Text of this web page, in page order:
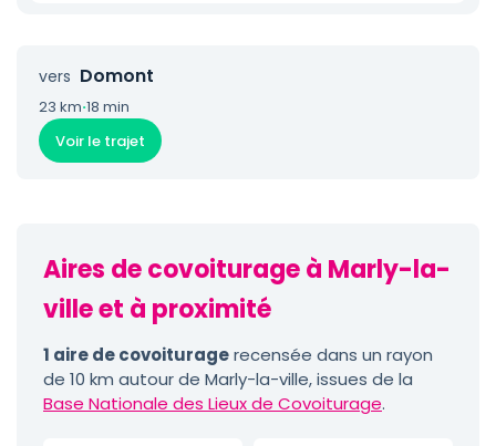
vers Domont
23 km·18 min
Voir le trajet
Aires de covoiturage à Marly-la-
ville et à proximité
1 aire de covoituragerecensée dans un rayon
de 10 km autour de Marly-la-ville, issues de la
Base Nationale des Lieux de Covoiturage.